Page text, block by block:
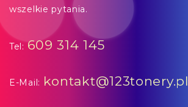
wszelkie pytania.
Tel: 609 314 145
E-Mail: kontakt@123tonery.pl